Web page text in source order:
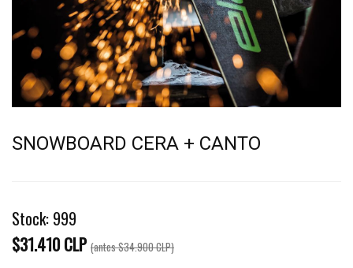
SNOWBOARD CERA + CANTO
Stock: 999
$31.410 CLP (antes$34.900 CLP)